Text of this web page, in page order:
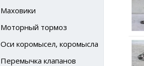
Маховики
Моторный тормоз
Оси коромысел, коромысла
Перемычка клапанов